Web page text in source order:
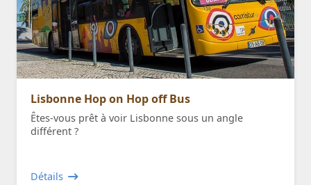
Lisbonne Hop on Hop off Bus
Êtes-vous prêt à voir Lisbonne sous un angle
différent ?
Détails